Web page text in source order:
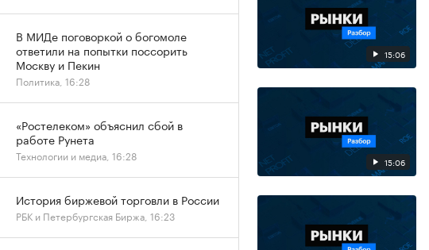
15:06
15:06
В МИДе поговоркой о богомоле
ответили на попытки поссорить
Москву и Пекин
Политика, 16:28
«Ростелеком» объяснил сбой в
работе Рунета
Технологии и медиа, 16:28
История биржевой торговли в России
РБК и Петербургская Биржа, 16:23